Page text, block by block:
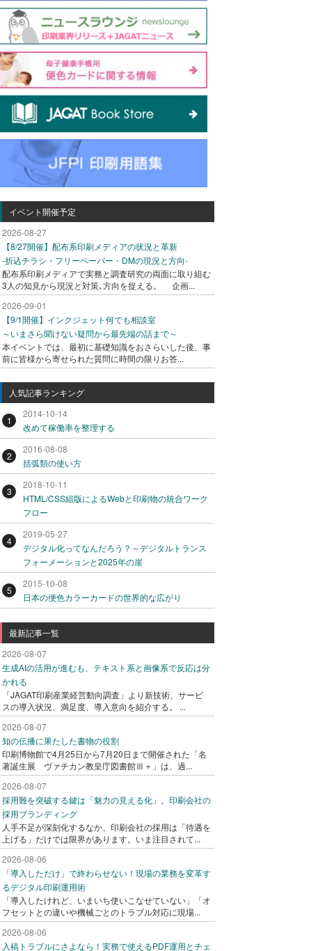
イベント開催予定
2026-08-27
【8/27開催】配布系印刷メディアの状況と革新
-折込チラシ・フリーペーパー・DMの現況と方向-
配布系印刷メディアで実務と調査研究の両面に取り組む
3人の知見から現況と対策､方向を捉える。 企画...
2026-09-01
【9/1開催】インクジェット何でも相談室
～いまさら聞けない疑問から最先端の話まで～
本イベントでは、最初に基礎知識をおさらいした後、事
前に皆様から寄せられた質問に時間の限りお答...
人気記事ランキング
1
2014-10-14
改めて稼働率を整理する
2
2016-08-08
括弧類の使い方
3
2018-10-11
HTML/CSS組版によるWebと印刷物の統合ワーク
フロー
4
2019-05-27
デジタル化ってなんだろう？～デジタルトランス
フォーメーションと2025年の崖
5
2015-10-08
日本の便色カラーカードの世界的な広がり
最新記事一覧
2026-08-07
生成AIの活用が進むも、テキスト系と画像系で反応は分
かれる
「JAGAT印刷産業経営動向調査」より新技術、サービ
スの導入状況、満足度、導入意向を紹介する。 ...
2026-08-07
知の伝播に果たした書物の役割
印刷博物館で4月25日から7月20日まで開催された「名
著誕生展 ヴァチカン教皇庁図書館Ⅲ＋」は、過...
2026-08-07
採用難を突破する鍵は「魅力の見える化」。印刷会社の
採用ブランディング
人手不足が深刻化するなか、印刷会社の採用は「待遇を
上げる」だけでは限界があります。いま注目されて...
2026-08-06
「導入しただけ」で終わらせない！現場の業務を変革す
るデジタル印刷運用術
「導入したけれど、いまいち使いこなせていない」「オ
フセットとの違いや機械ごとのトラブル対応に現場...
2026-08-06
入稿トラブルにさよなら！実務で使えるPDF運用とチェ